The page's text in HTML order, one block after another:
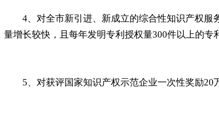
4、对全市新引进、新成立的综合性知识产权
量增长较快，且每年发明专利授权量300件以上的专
5、对获评国家知识产权示范企业一次性奖励